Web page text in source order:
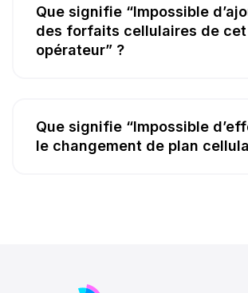
Que signifie “Impossible
des forfaits cellulaires de cet
opérateur” ?
Que signifie “Impossible
le changement de plan